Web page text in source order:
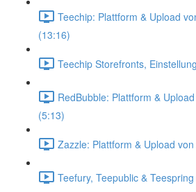
Teechip: Plattform & Upload
(13:16)
Teechip Storefronts,
RedBubble: Plattform &
(5:13)
Zazzle: Plattform & Upload
Teefury, Teepublic &